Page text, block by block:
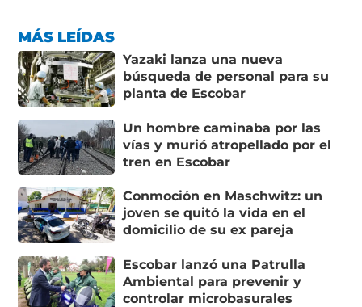
MÁS LEÍDAS
Yazaki lanza una nueva
búsqueda de personal para su
planta de Escobar
Un hombre caminaba por las
vías y murió atropellado por el
tren en Escobar
Conmoción en Maschwitz: un
joven se quitó la vida en el
domicilio de su ex pareja
Escobar lanzó una Patrulla
Ambiental para prevenir y
controlar microbasurales